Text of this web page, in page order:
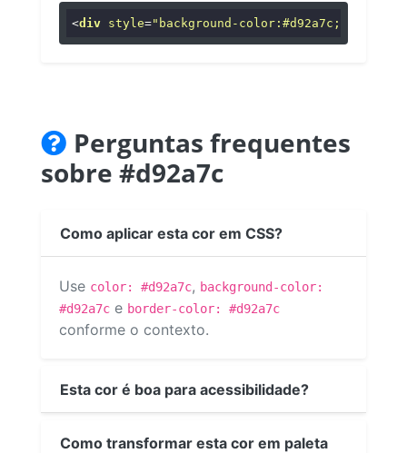
<div style="background-color:#d92a7c;"
Perguntas frequentes
sobre #d92a7c
Como aplicar esta cor em CSS?
Use color: #d92a7c, background-color:
#d92a7c e border-color: #d92a7c
conforme o contexto.
Esta cor é boa para acessibilidade?
Como transformar esta cor em paleta